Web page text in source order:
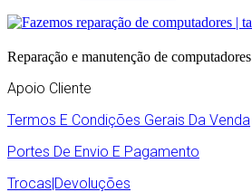
Reparação e manutenção de computadores
Apoio Cliente
Termos E Condições Gerais Da Venda
Portes De Envio E Pagamento
Trocas|Devoluções